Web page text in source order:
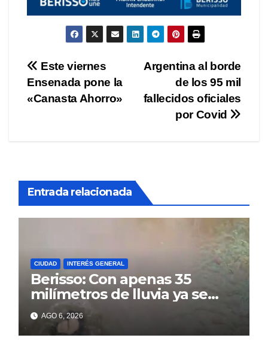
Navegación
de
Argentina al borde
de los 95 mil
fallecidos oficiales
por Covid
Este viernes
Ensenada pone la
«Canasta Ahorro»
Entrada relacionada
CIUDAD INTERÉS GENERAL
Berisso: Con apenas 35
milímetros de lluvia ya se
sienten los problemas
AGO 6, 2026